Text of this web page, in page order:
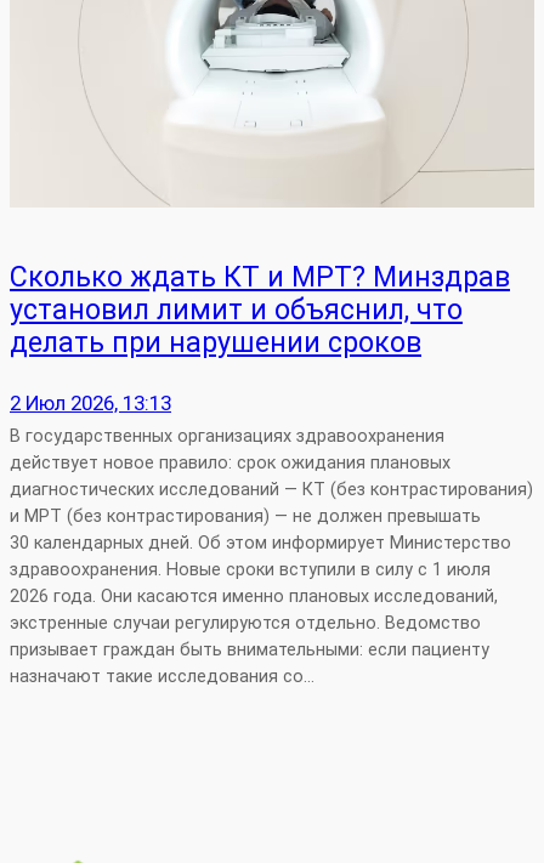
Сколько ждать КТ и МРТ? Минздрав
установил лимит и объяснил, что
делать при нарушении сроков
2 Июл 2026, 13:13
В государственных организациях здравоохранения
действует новое правило: срок ожидания плановых
диагностических исследований — КТ (без контрастирования)
и МРТ (без контрастирования) — не должен превышать
30 календарных дней. Об этом информирует Министерство
здравоохранения. Новые сроки вступили в силу с 1 июля
2026 года. Они касаются именно плановых исследований,
экстренные случаи регулируются отдельно. Ведомство
призывает граждан быть внимательными: если пациенту
назначают такие исследования со…